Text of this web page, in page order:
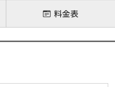
調停
離婚裁判
DV
モラハラ
料金表